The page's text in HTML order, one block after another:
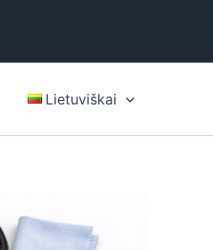
Lietuviškai